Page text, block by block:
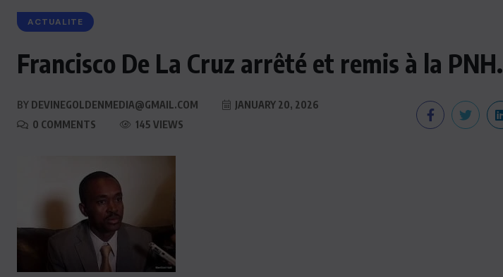
ACTUALITE
Francisco De La Cruz arrêté et remis à la PNH.
BY DEVINEGOLDENMEDIA@GMAIL.COM
JANUARY 20, 2026
0 COMMENTS
145 VIEWS